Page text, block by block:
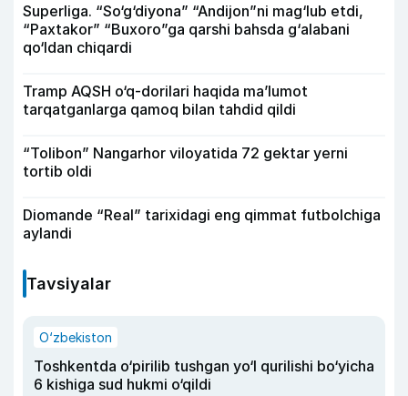
Superliga. “So‘g‘diyona” “Andijon”ni mag‘lub etdi,
“Paxtakor” “Buxoro”ga qarshi bahsda g‘alabani
qo‘ldan chiqardi
Tramp AQSH o‘q-dorilari haqida ma’lumot
tarqatganlarga qamoq bilan tahdid qildi
“Tolibon” Nangarhor viloyatida 72 gektar yerni
tortib oldi
Diomande “Real” tarixidagi eng qimmat futbolchiga
aylandi
Tavsiyalar
O‘zbekiston
Toshkentda o‘pirilib tushgan yo‘l qurilishi bo‘yicha
6 kishiga sud hukmi o‘qildi